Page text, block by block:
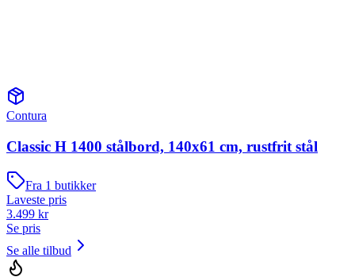
Contura
Classic H 1400 stålbord, 140x61 cm, rustfrit stål
Fra 1 butikker
Laveste pris
3.499 kr
Se pris
Se alle tilbud